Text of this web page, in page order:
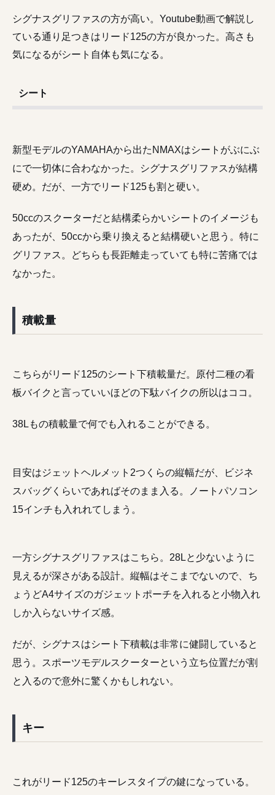
シグナスグリファスの方が高い。Youtube動画で解説し
ている通り足つきはリード125の方が良かった。高さも
気になるがシート自体も気になる。
シート
新型モデルのYAMAHAから出たNMAXはシートがぶにぶ
にで一切体に合わなかった。シグナスグリファスが結構
硬め。だが、一方でリード125も割と硬い。
50ccのスクーターだと結構柔らかいシートのイメージも
あったが、50ccから乗り換えると結構硬いと思う。特に
グリファス。どちらも長距離走っていても特に苦痛では
なかった。
積載量
こちらがリード125のシート下積載量だ。原付二種の看
板バイクと言っていいほどの下駄バイクの所以はココ。
38Lもの積載量で何でも入れることができる。
目安はジェットヘルメット2つくらの縦幅だが、ビジネ
スバッグくらいであればそのまま入る。ノートパソコン
15インチも入れれてしまう。
一方シグナスグリファスはこちら。28Lと少ないように
見えるが深さがある設計。縦幅はそこまでないので、ち
ょうどA4サイズのガジェットポーチを入れると小物入れ
しか入らないサイズ感。
だが、シグナスはシート下積載は非常に健闘していると
思う。スポーツモデルスクーターという立ち位置だが割
と入るので意外に驚くかもしれない。
キー
これがリード125のキーレスタイプの鍵になっている。